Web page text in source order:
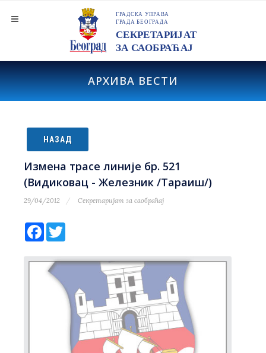
АРХИВА ВЕСТИ
НАЗАД
Измена трасе линије бр. 521
(Видиковац - Железник /Тараиш/)
29/04/2012 Секретаријат за саобраћај
Facebook